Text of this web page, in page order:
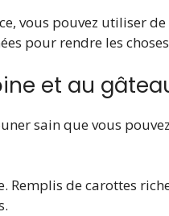
vous pouvez utiliser
pour rendre les
et au
sain que vous
Remplis de carottes